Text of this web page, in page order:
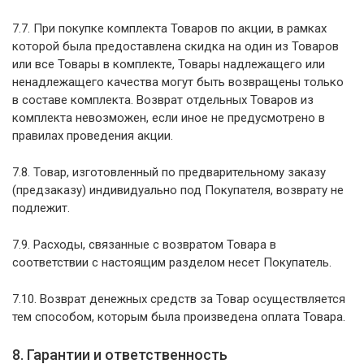
7.7. При покупке комплекта Товаров по акции, в рамках
которой была предоставлена скидка на один из Товаров
или все Товары в комплекте, Товары надлежащего или
ненадлежащего качества могут быть возвращены только
в составе комплекта. Возврат отдельных Товаров из
комплекта невозможен, если иное не предусмотрено в
правилах проведения акции.
7.8. Товар, изготовленный по предварительному заказу
(предзаказу) индивидуально под Покупателя, возврату не
подлежит.
7.9. Расходы, связанные с возвратом Товара в
соответствии с настоящим разделом несет Покупатель.
7.10. Возврат денежных средств за Товар осуществляется
тем способом, которым была произведена оплата Товара.
8. Гарантии и ответственность